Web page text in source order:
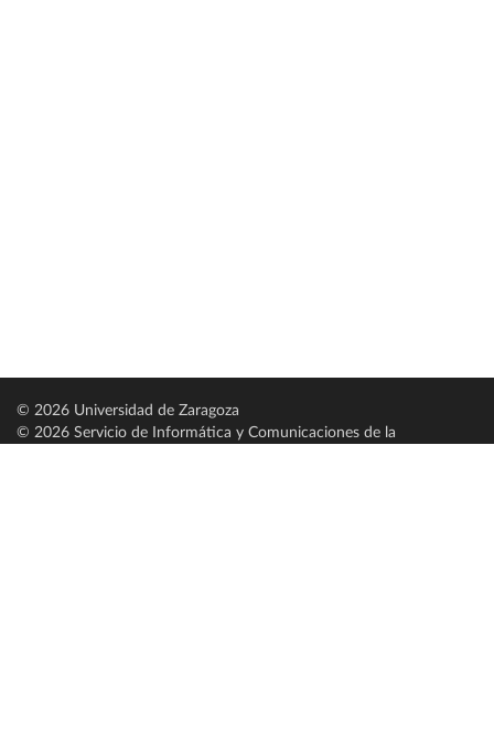
© 2026 Universidad de Zaragoza
© 2026 Servicio de Informática y Comunicaciones de la